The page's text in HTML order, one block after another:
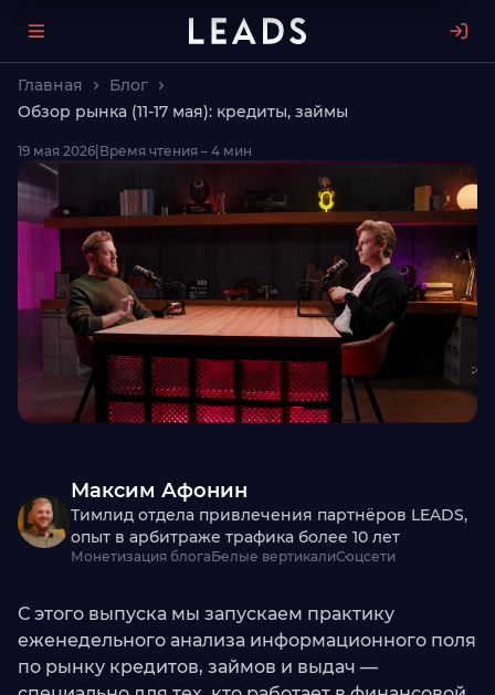
Главная
Блог
Обзор рынка (11-17 мая): кредиты, займы
19 мая 2026 Время чтения – 4 мин
Максим Афонин
Тимлид отдела привлечения партнёров LEADS,
опыт в арбитраже трафика более 10 лет
Монетизация блогаБелые вертикалиСоцсети
С этого выпуска мы запускаем практику
еженедельного анализа информационного поля
по рынку кредитов, займов и выдач —